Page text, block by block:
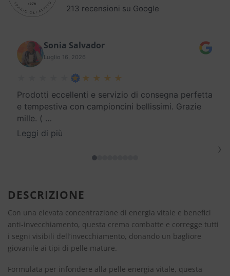
213 recensioni su Google
Sonia Salvador
Luglio 16, 2026
Prodotti eccellenti e servizio di consegna perfetta
e tempestiva con campioncini bellissimi. Grazie
mille. ( …
Leggi di più
›
DESCRIZIONE
Con una elevata concentrazione di energia vitale e benefici
anti-invecchiamento, questa crema combatte e corregge tutti
i segni visibili dell’invecchiamento, donando un bagliore
giovanile ai tipi di pelle mature.
Formulata per infondere alla pelle energia vitale, questa